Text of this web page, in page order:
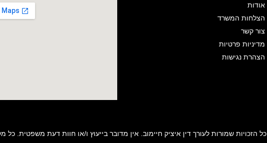
אודות
הצלחות המשרד
צור קשר
מדיניות פרטיות
הצהרת נגישות
כל הזכויות שמורות לעורך דין איציק חיימוב. אין מדובר בייעוץ ו/או חוות דעת משפטית. כל